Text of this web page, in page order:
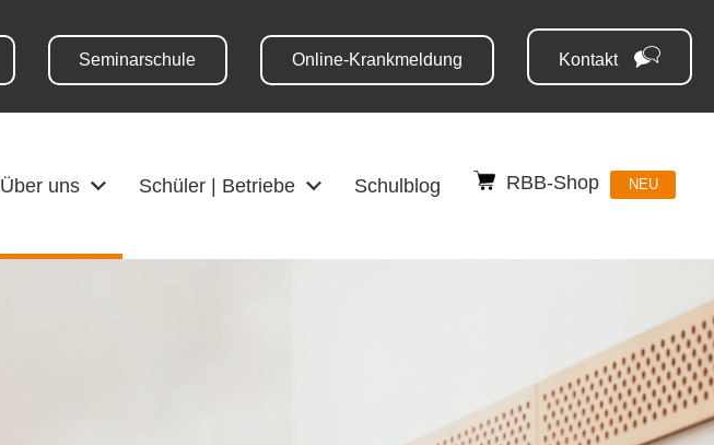
Seminarschule Online-Krankmeldung Kontakt
Über uns Schüler | Betriebe Schulblog RBB-Shop